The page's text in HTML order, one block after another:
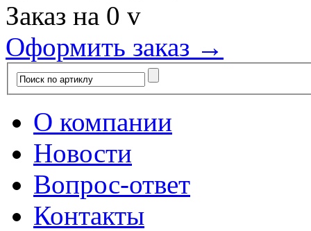
Заказ на 0 v
Оформить заказ →
О компании
Новости
Вопрос-ответ
Контакты